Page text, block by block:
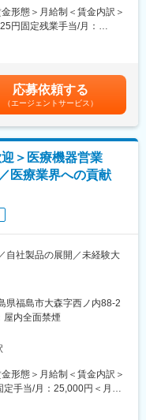
て頂きます。地域の医療に
れかに配属可能性がありま
が、営業人員は10名～30名
大1年程度は先輩に同行し
ただきます。その間は営
を覚えることに集中でき
製品について覚えていた
てはメーカー営業の方にも
て扱う商材は多種にわたり
に習得する必要がありま
れぞれ取り扱う専業商社が
「すべて」を提案する総
価値をお届けすることを最
広く、お客様の課題やニー
形態＞月給制＜賃金内訳＞
円固定残業手当/月：
選考を通じて上下する可能
よって異なります。■昇
カ月以上）賃金はあくまで
下する可能性があります。
す。
応募依頼する
（エージェントサービス）
迎＞医療機器営業
医療業界への貢献
自社製品の展開／未経験大
療機器の提案営業を行いま
（かんし：手術で使う器
の尿量を測る機器、動物医
る医療機関へのフォロー営
動です。
県福島市大森字西ノ内88-2
屋内全面禁煙
形態＞月給制＜賃金内訳＞
手当/月：25,000円＜月給